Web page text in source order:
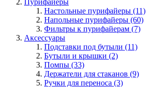
Настольные пурифайеры (11)
Напольные пурифайеры (60)
Фильтры к пурифайерам (7)
Аксессуары
Подставки под бутыли (11)
Бутыли и крышки (2)
Помпы (33)
Держатели для стаканов (9)
Ручки для переноса (3)